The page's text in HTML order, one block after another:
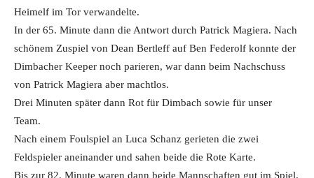
Heimelf im Tor verwandelte.
In der 65. Minute dann die Antwort durch Patrick Magiera. Nach
schönem Zuspiel von Dean Bertleff auf Ben Federolf konnte der
Dimbacher Keeper noch parieren, war dann beim Nachschuss
von Patrick Magiera aber machtlos.
Drei Minuten später dann Rot für Dimbach sowie für unser
Team.
Nach einem Foulspiel an Luca Schanz gerieten die zwei
Feldspieler aneinander und sahen beide die Rote Karte.
Bis zur 82. Minute waren dann beide Mannschaften gut im Spiel.